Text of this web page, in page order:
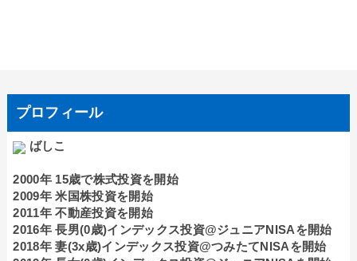
プロフィール
ばしこ
2000年 15歳で株式投資を開始
2009年 米国株投資を開始
2011年 不動産投資を開始
2016年 長男(0歳)インデックス投資@ジュニアNISAを開始
2018年 妻(3x歳)インデックス投資@つみたてNISAを開始